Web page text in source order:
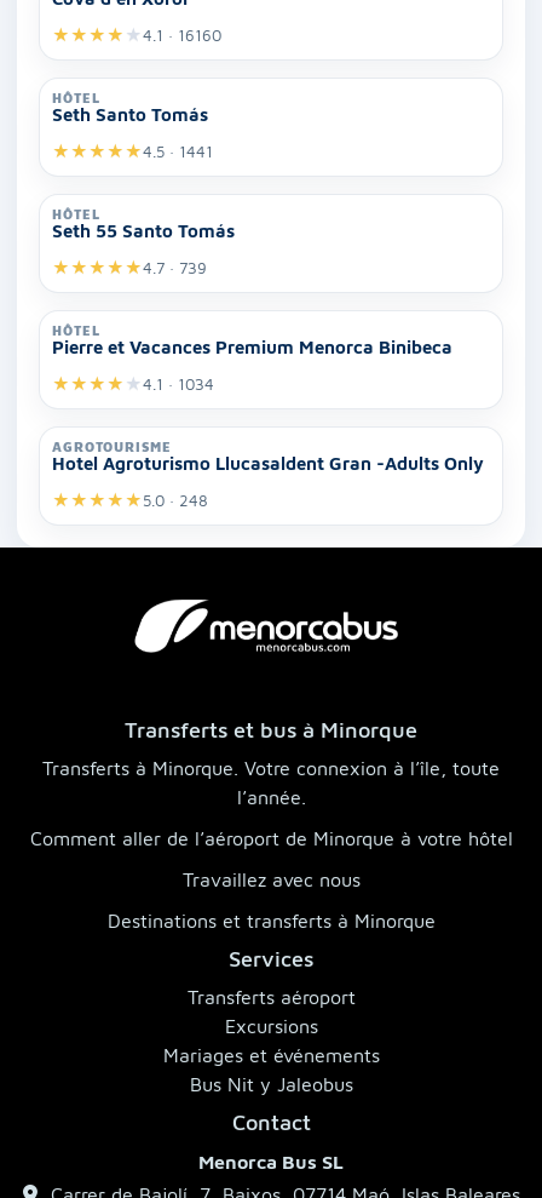
★★★★ ★4.1 · 16160
HÔTEL
Seth Santo Tomás
★★★★★4.5 · 1441
HÔTEL
Seth 55 Santo Tomás
★★★★★4.7 · 739
HÔTEL
Pierre et Vacances Premium Menorca Binibeca
★★★★ ★4.1 · 1034
AGROTOURISME
Hotel Agroturismo Llucasaldent Gran -Adults Only
★★★★★5.0 · 248
Transferts et bus à Minorque
Transferts à Minorque. Votre connexion à l’île, toute
l’année.
Comment aller de l’aéroport de Minorque à votre hôtel
Travaillez avec nous
Destinations et transferts à Minorque
Services
Transferts aéroport
Excursions
Mariages et événements
Bus Nit y Jaleobus
Contact
Menorca Bus SL